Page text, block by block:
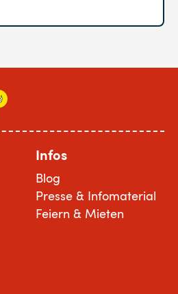
Infos
Blog
Presse & Infomaterial
Feiern & Mieten